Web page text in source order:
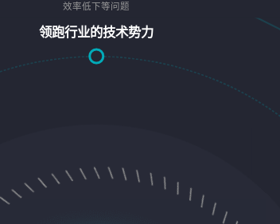
效率低下等问题
领跑行业的技术势力